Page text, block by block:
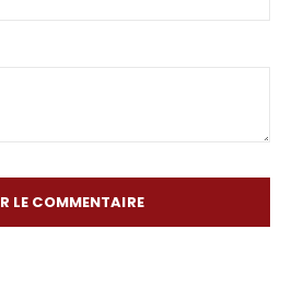
LE COMMENTAIRE